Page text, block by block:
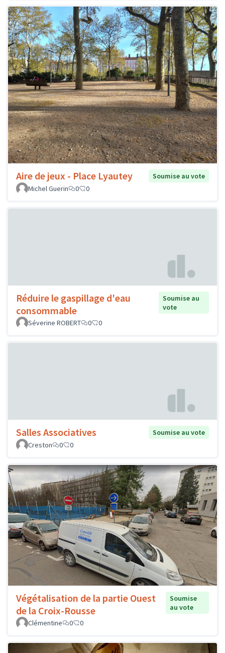
Aire de jeux - Place Lyautey
Soumise au vote
Michel Guerin
0 0
Réduire le gaspillage d'eau
consommable
Soumise au
vote
Séverine ROBERT
0 0
Salles Associatives
Soumise au vote
Creston
0 0
Végétalisation de la partie Ouest
de la Croix-Rousse
Soumise
au vote
Clémentine
0 0